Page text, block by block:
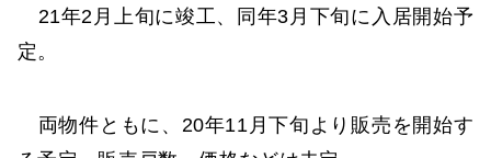
21年2月上旬に竣工、同年3月下旬に入居開始予
定。
両物件ともに、20年11月下旬より販売を開始す